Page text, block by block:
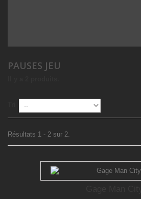
PAUSES JEU
Résultats 1 - 2 sur 2.